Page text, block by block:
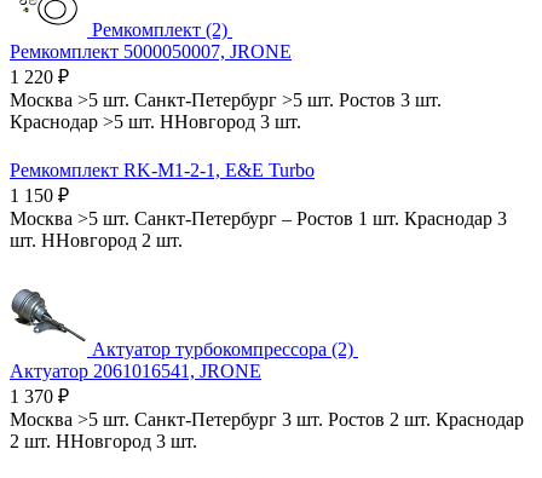
Ремкомплект (2)
Ремкомплект 5000050007, JRONE
1 220 ₽
Москва >5 шт. Санкт-Петербург >5 шт. Ростов 3 шт.
Краснодар >5 шт. ННовгород 3 шт.
Ремкомплект RK-M1-2-1, E&E Turbo
1 150 ₽
Москва >5 шт. Санкт-Петербург – Ростов 1 шт. Краснодар 3
шт. ННовгород 2 шт.
Актуатор турбокомпрессора (2)
Актуатор 2061016541, JRONE
1 370 ₽
Москва >5 шт. Санкт-Петербург 3 шт. Ростов 2 шт. Краснодар
2 шт. ННовгород 3 шт.